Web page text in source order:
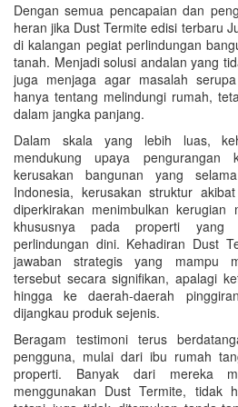
Dengan semua pencapaian dan
heran jika Dust Termite edisi terbaru
di kalangan pegiat perlindungan
tanah. Menjadi solusi andalan yang
juga menjaga agar masalah
hanya tentang melindungi rumah,
dalam jangka panjang.
Dalam skala yang lebih luas,
mendukung upaya pengurangan
kerusakan bangunan yang
Indonesia, kerusakan struktur
diperkirakan menimbulkan
khususnya pada properti yang
perlindungan dini. Kehadiran Dust
jawaban strategis yang mampu
tersebut secara signifikan, apalagi
hingga ke daerah-daerah
dijangkau produk sejenis.
Beragam testimoni terus
pengguna, mulai dari ibu rumah
properti. Banyak dari mereka
menggunakan Dust Termite, tidak